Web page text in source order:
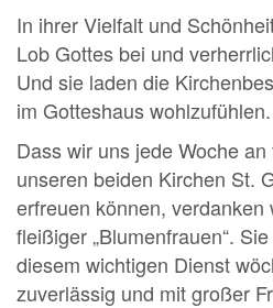
In ihrer Vielfalt und
Lob Gottes bei und
Und sie laden die
im Gotteshaus wohlzufühlen.
Dass wir uns jede Woche
unseren beiden Kirchen St.
erfreuen können, verdanken
fleißiger „Blumenfrauen“.
diesem wichtigen Dienst
zuverlässig und mit großer